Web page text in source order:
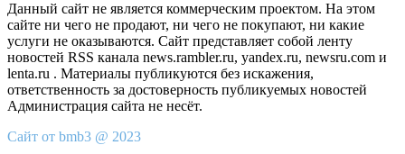
Данный сайт не является коммерческим проектом. На этом
сайте ни чего не продают, ни чего не покупают, ни какие
услуги не оказываются. Сайт представляет собой ленту
новостей RSS канала news.rambler.ru, yandex.ru, newsru.com и
lenta.ru . Материалы публикуются без искажения,
ответственность за достоверность публикуемых новостей
Администрация сайта не несёт.
Сайт от bmb3 @ 2023